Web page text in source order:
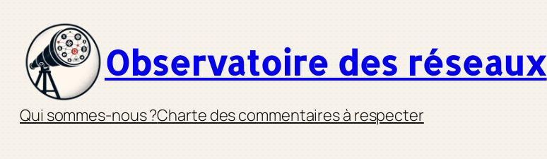
contenu
Observatoire des réseaux
Qui sommes-nous ?Charte des commentaires à respecter